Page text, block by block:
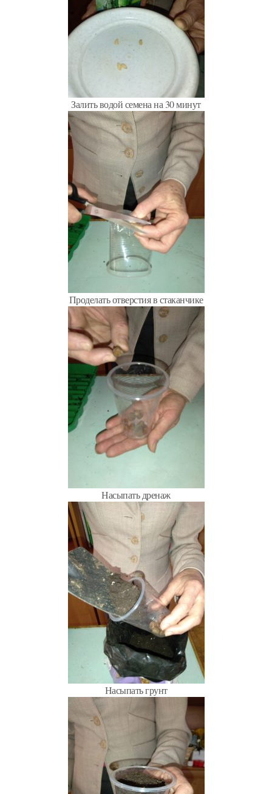
Залить водой семена на 30 минут
Проделать отверстия в стаканчике
Насыпать дренаж
Насыпать грунт